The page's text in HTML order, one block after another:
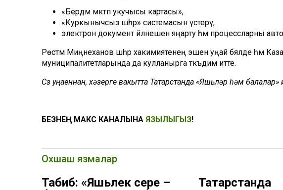
«Бердәм мәктәп укучысы картасы»,
«Куркынычсыз шәһәр» системасын үстерү,
электрон документ әйләнешен яңарту һәм процессларны
Рөстәм Миңнеханов шәһәр хакимиятенең эшен уңай бәяләде һәм
муниципалитетларында да кулланырга тәкъдим итте.
Сүз уңаеннан, хәзерге вакытта Татарстанда «Яшьләр һәм
БЕЗНЕҢ МАКС КАНАЛЫНА ЯЗЫЛЫГЫЗ!
Охшаш язмалар
Табиб: «Яшьлек сере –
Татарстанда